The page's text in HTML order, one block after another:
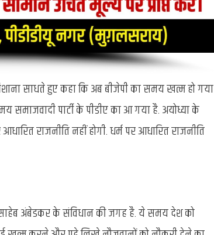
साधते हुए कहा कि अब बीजेपी का समय खत्म हो गया
पार्टी के पीडीए का आ गया है. अयोध्या के
राजनीति नहीं होगी. धर्म पर आधारित राजनीति
अंबेडकर के संविधान की जगह है. ये समय देश को